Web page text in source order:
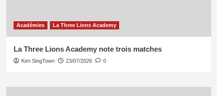
Académies La Three Lions Academy
La Three Lions Academy note trois matches
Ken SingTown 23/07/2026 0